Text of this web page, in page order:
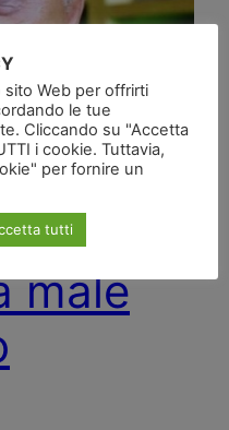
male
Web per offrirti
le tue
Cliccando su "Accetta
i cookie. Tuttavia,
per fornire un
tutti